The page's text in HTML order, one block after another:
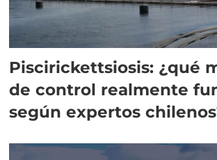
Piscirickettsiosis: ¿qué
de control realmente
según expertos